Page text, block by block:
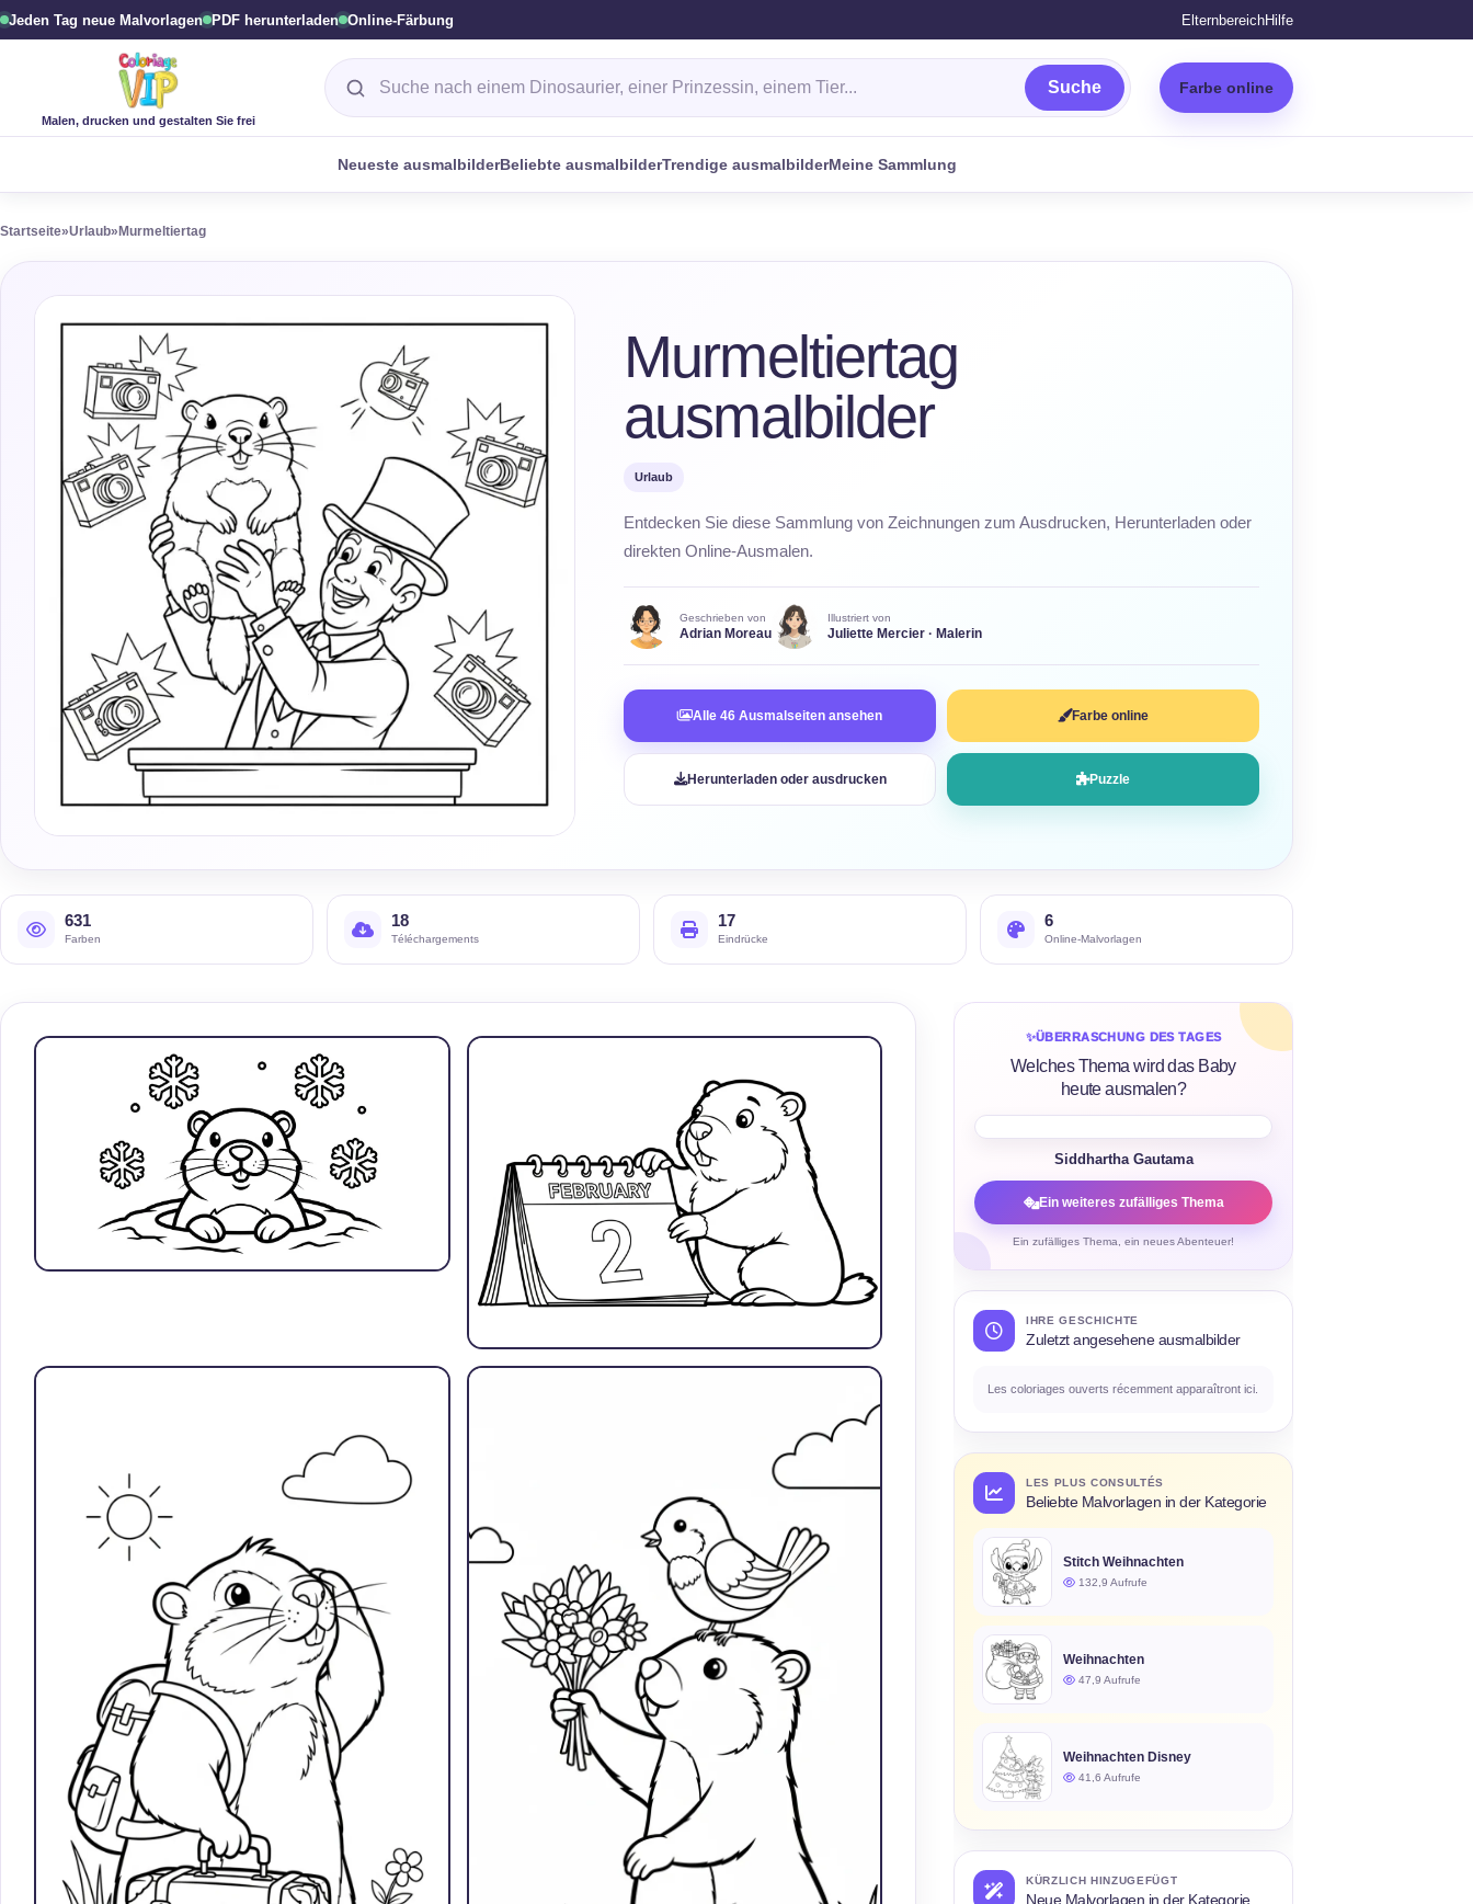
Jeden Tag neue Malvorlagen PDF herunterladen Online-Färbung ElternbereichHilfe
Malen, drucken und gestalten Sie frei
Suche nach einer Malvorlage
Suche Farbe online
Neueste ausmalbilderBeliebte ausmalbilderTrendige ausmalbilderMeine Sammlung
Startseite»Urlaub» Murmeltiertag
Murmeltiertag
ausmalbilder
Urlaub
Entdecken Sie diese Sammlung von Zeichnungen zum Ausdrucken, Herunterladen oder
direkten Online-Ausmalen.
Geschrieben von
Adrian Moreau
Illustriert von
Juliette Mercier · Malerin
Alle 46 Ausmalseiten ansehen Farbe online
Herunterladen oder ausdrucken Puzzle
631
Farben
18
Téléchargements
17
Eindrücke
6
Online-Malvorlagen
✨ÜBERRASCHUNG DES TAGES
Welches Thema wird das Baby
heute ausmalen?
Siddhartha Gautama
Ein weiteres zufälliges Thema
Ein zufälliges Thema, ein neues Abenteuer!
IHRE GESCHICHTE
Zuletzt angesehene ausmalbilder
Les coloriages ouverts récemment apparaîtront ici.
LES PLUS CONSULTÉS
Beliebte Malvorlagen in der Kategorie
Stitch Weihnachten
132,9 Aufrufe
Weihnachten
47,9 Aufrufe
Weihnachten Disney
41,6 Aufrufe
KÜRZLICH HINZUGEFÜGT
Neue Malvorlagen in der Kategorie